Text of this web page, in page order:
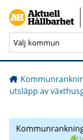
Gå direkt till sidans
utsläpp av